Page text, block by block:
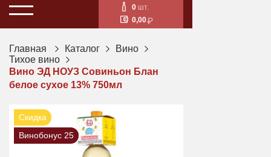
0 шт.
0,00
Главная Каталог
Вино
Тихое вино
Вино ЭД НОУЗ Совиньон Блан
белое сухое 13% 750мл
Скидка
Винобонус 25